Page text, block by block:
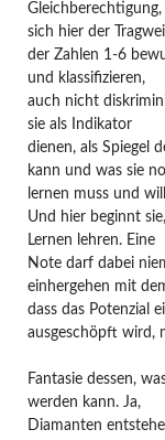
sich hier der
der Zahlen 1-6
und klassifizieren,
auch nicht
sie als Indikator
dienen, als Spiegel
kann und was sie
lernen muss und
Und hier beginnt
Lernen lehren. Eine
Note darf dabei
einhergehen mit
dass das Potenzial
ausgeschöpft wird,
Fantasie dessen,
werden kann. Ja,
Diamanten